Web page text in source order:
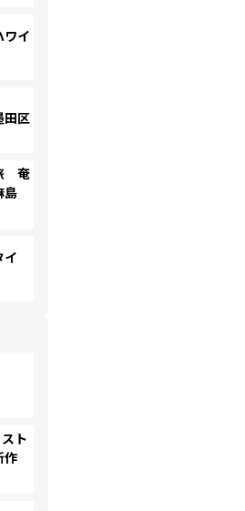
イ
区
奄
イ
ト
作